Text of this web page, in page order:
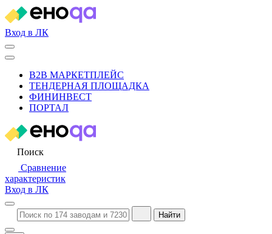
Вход в ЛК
B2B МАРКЕТПЛЕЙС
ТЕНДЕРНАЯ ПЛОЩАДКА
ФИНИНВЕСТ
ПОРТАЛ
Поиск
Сравнение
характеристик
Вход в ЛК
Найти